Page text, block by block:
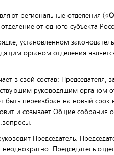
региональные отделения («
от одного субъекта
установленном
органом отделения
в свой состав:
руководящим органом
быть переизбран на новый
и созывает Общие
Председатель.
Председатель